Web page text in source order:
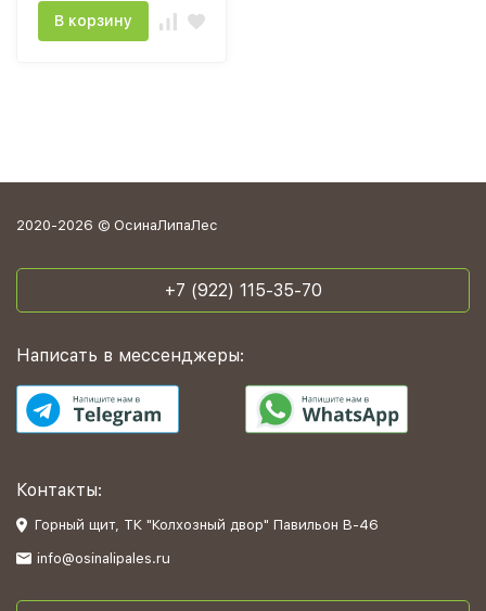
В корзину
2020-2026 © ОсинаЛипаЛес
+7 (922) 115-35-70
Написать в мессенджеры:
Контакты:
Горный щит, ТК "Колхозный двор" Павильон В-46
info@osinalipales.ru